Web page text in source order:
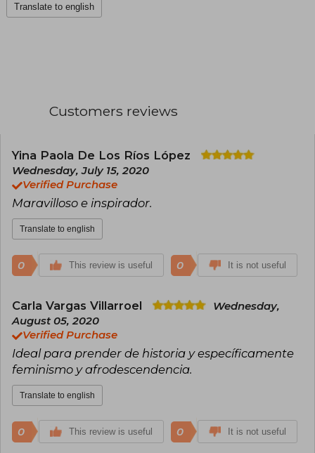
Translate to english
Customers reviews
Yina Paola De Los Ríos López
Wednesday, July 15, 2020
Verified Purchase
Maravilloso e inspirador.
Translate to english
0 This review is useful 0 It is not useful
Carla Vargas Villarroel
Wednesday,
August 05, 2020
Verified Purchase
Ideal para prender de historia y específicamente
feminismo y afrodescendencia.
Translate to english
0 This review is useful 0 It is not useful